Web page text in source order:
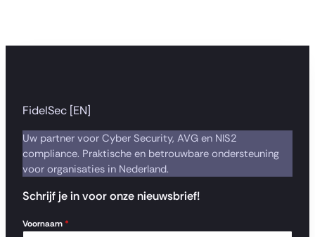
FidelSec [EN]
Uw partner voor Cyber Security, AVG en NIS2
compliance. Praktische en betrouwbare ondersteuning
voor organisaties in Nederland.
Schrijf je in voor onze nieuwsbrief!
Voornaam *